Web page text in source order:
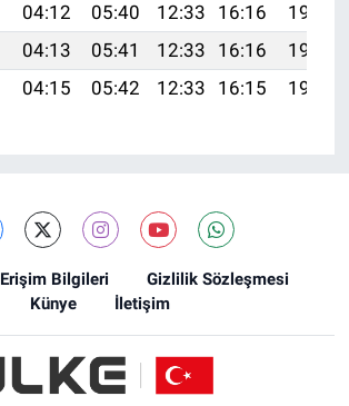
04:12 05:40 12:33 16:16
19:16
04:13 05:41 12:33 16:16
19:15
04:15 05:42 12:33 16:15 19:14
Erişim Bilgileri
Gizlilik Sözleşmesi
Künye
İletişim